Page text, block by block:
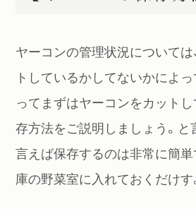
ヤーコンの管理状況については
トしているかしてないかによっ
ってまずはヤーコンをカット
存方法をご説明しましょう。と
言えば保存するのは非常に簡単
庫の野菜室に入れておくだけす